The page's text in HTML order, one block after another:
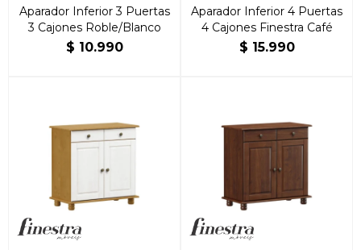
Aparador Inferior 3 Puertas
3 Cajones Roble/Blanco
$ 10.990
Aparador Inferior 4 Puertas
4 Cajones Finestra Café
$ 15.990